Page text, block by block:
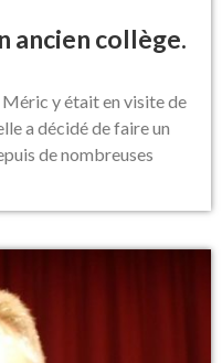
ancien collège.
y était en visite de
a décidé de faire un
de nombreuses